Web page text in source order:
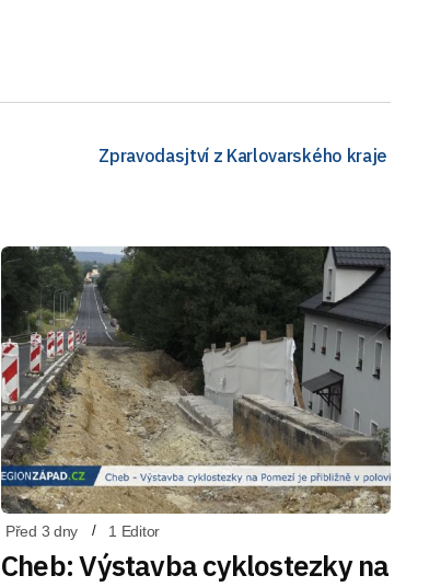
Zpravodasjtví z Karlovarského kraje
Před 3 dny 1 Editor
Cheb: Výstavba cyklostezky na